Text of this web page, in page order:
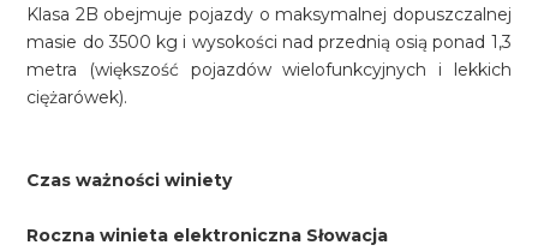
Klasa 2B obejmuje pojazdy o maksymalnej dopuszczalnej
masie do 3500 kg i wysokości nad przednią osią ponad 1,3
metra (większość pojazdów wielofunkcyjnych i lekkich
ciężarówek).
Czas ważności winiety
Roczna winieta elektroniczna Słowacja